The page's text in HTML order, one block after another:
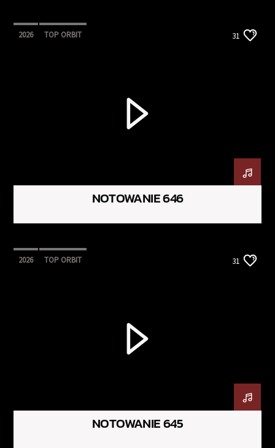
2026 TOP ORBIT 31
NOTOWANIE 646
2026 TOP ORBIT 31
NOTOWANIE 645